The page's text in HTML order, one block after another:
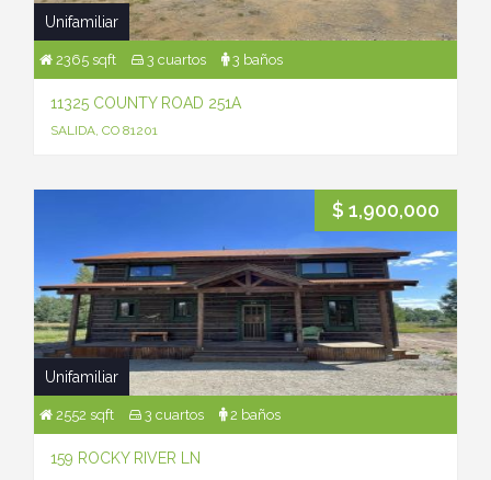
Unifamiliar
2365 sqft 3 cuartos 3 baños
11325 COUNTY ROAD 251A
SALIDA, CO 81201
$ 1,900,000
Unifamiliar
2552 sqft 3 cuartos 2 baños
159 ROCKY RIVER LN